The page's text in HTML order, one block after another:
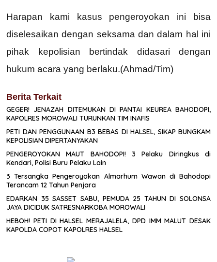
Harapan kami kasus pengeroyokan ini bisa
diselesaikan dengan seksama dan dalam hal ini
pihak kepolisian bertindak didasari dengan
hukum acara yang berlaku.(Ahmad/Tim)
Berita Terkait
GEGER! JENAZAH DITEMUKAN DI PANTAI KEUREA BAHODOPI,
KAPOLRES MOROWALI TURUNKAN TIM INAFIS
PETI DAN PENGGUNAAN B3 BEBAS DI HALSEL, SIKAP BUNGKAM
KEPOLISIAN DIPERTANYAKAN
PENGEROYOKAN MAUT BAHODOPI! 3 Pelaku Diringkus di
Kendari, Polisi Buru Pelaku Lain
3 Tersangka Pengeroyokan Almarhum Wawan di Bahodopi
Terancam 12 Tahun Penjara
EDARKAN 35 SASSET SABU, PEMUDA 25 TAHUN DI SOLONSA
JAYA DICIDUK SATRESNARKOBA MOROWALI
HEBOH! PETI DI HALSEL MERAJALELA, DPD IMM MALUT DESAK
KAPOLDA COPOT KAPOLRES HALSEL